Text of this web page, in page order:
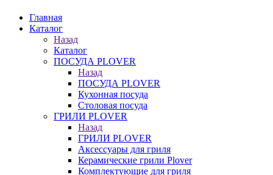
Главная
Каталог
Назад
Каталог
ПОСУДА PLOVER
Назад
ПОСУДА PLOVER
Кухонная посуда
Столовая посуда
ГРИЛИ PLOVER
Назад
ГРИЛИ PLOVER
Аксессуары для гриля
Керамические грили Plover
Комплектующие для гриля